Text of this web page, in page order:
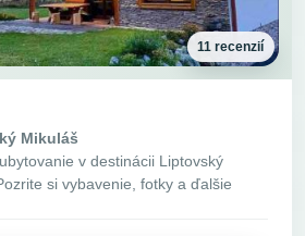
11 recenzií
Mikuláš
v destinácii Liptovský
si vybavenie, fotky a ďalšie